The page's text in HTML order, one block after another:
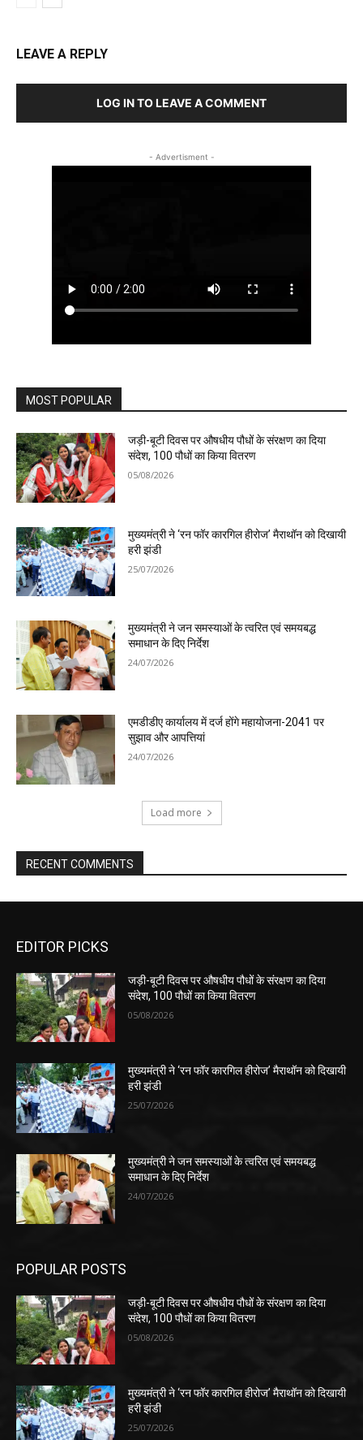
LEAVE A REPLY
LOG IN TO LEAVE A COMMENT
- Advertisment -
MOST POPULAR
जड़ी-बूटी दिवस पर औषधीय पौधों के संरक्षण का दिया
संदेश, 100 पौधों का किया वितरण
05/08/2026
मुख्यमंत्री ने ‘रन फॉर कारगिल हीरोज’ मैराथॉन को दिखायी
हरी झंडी
25/07/2026
मुख्यमंत्री ने जन समस्याओं के त्वरित एवं समयबद्ध
समाधान के दिए निर्देश
24/07/2026
एमडीडीए कार्यालय में दर्ज होंगे महायोजना-2041 पर
सुझाव और आपत्तियां
24/07/2026
Load more
RECENT COMMENTS
EDITOR PICKS
जड़ी-बूटी दिवस पर औषधीय पौधों के संरक्षण का दिया
संदेश, 100 पौधों का किया वितरण
05/08/2026
मुख्यमंत्री ने ‘रन फॉर कारगिल हीरोज’ मैराथॉन को दिखायी
हरी झंडी
25/07/2026
मुख्यमंत्री ने जन समस्याओं के त्वरित एवं समयबद्ध
समाधान के दिए निर्देश
24/07/2026
POPULAR POSTS
जड़ी-बूटी दिवस पर औषधीय पौधों के संरक्षण का दिया
संदेश, 100 पौधों का किया वितरण
05/08/2026
मुख्यमंत्री ने ‘रन फॉर कारगिल हीरोज’ मैराथॉन को दिखायी
हरी झंडी
25/07/2026